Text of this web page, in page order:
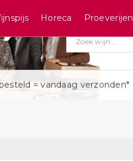
= vandaag verzonden*
Horeca Proeverijen